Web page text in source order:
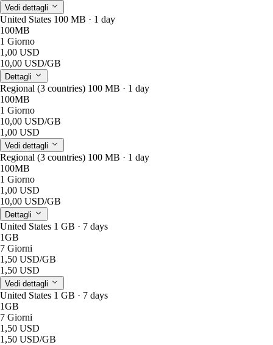
Vedi dettagli
United States 100 MB · 1 day
100MB
1 Giorno
1,00 USD
10,00 USD/GB
Dettagli
Regional (3 countries) 100 MB · 1 day
100MB
1 Giorno
10,00 USD/GB
1,00 USD
Vedi dettagli
Regional (3 countries) 100 MB · 1 day
100MB
1 Giorno
1,00 USD
10,00 USD/GB
Dettagli
United States 1 GB · 7 days
1GB
7 Giorni
1,50 USD/GB
1,50 USD
Vedi dettagli
United States 1 GB · 7 days
1GB
7 Giorni
1,50 USD
1,50 USD/GB